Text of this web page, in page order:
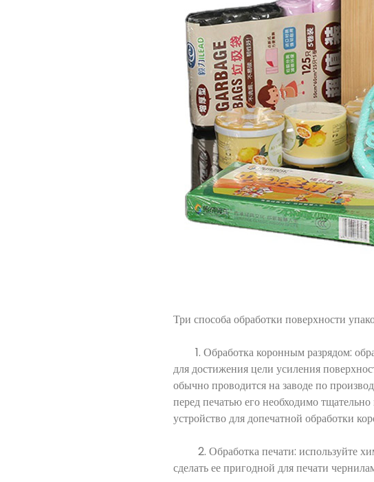
Три способа обработки поверхности
1. Обработка коронным разрядом:
для достижения цели усиления
обычно проводится на заводе по
перед печатью его необходимо
устройство для допечатной обработки
2. Обработка печати: используйте
сделать ее пригодной для печати